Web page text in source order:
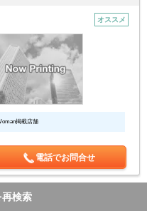
オススメ
掲載店舗
電話でお問合せ
再検索